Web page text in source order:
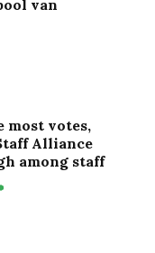
van
most votes,
Alliance
among staff